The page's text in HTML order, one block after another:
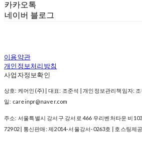
카카오톡
네이버 블로그
이용약관
개인정보처리방침
사업자정보확인
상호: 케어인(주) | 대표: 조준석 | 개인정보관리책임자:
일: careinpr@naver.com
주소: 서울특별시 강서구 강서로 466 우리벤처타운 비
72902 | 통신판매:제2014-서울강서-0263호 | 호스팅제